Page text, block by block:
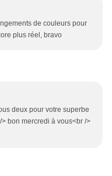
de couleurs pour
plus réel, bravo
deux pour votre superbe
bon mercredi à vous<br />